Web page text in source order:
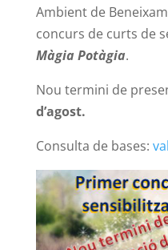
Ambient de
concurs de curts de
Màgia Potàgia.
Nou termini de
d’agost.
Consulta de bases: